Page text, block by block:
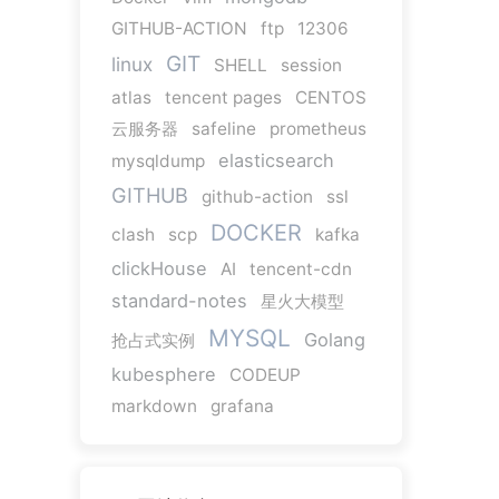
GITHUB-ACTION ftp 12306
linux GIT SHELL
session
atlas
tencent pages
CENTOS
云服务器
safeline
prometheus
mysqldump
elasticsearch
GITHUB github-action
ssl
clash
scp DOCKER kafka
clickHouse AI tencent-cdn
standard-notes
星火大模型
抢占式实例
MYSQL
Golang
kubesphere
CODEUP
markdown
grafana